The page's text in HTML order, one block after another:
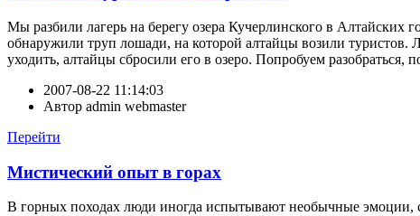
Мы разбили лагерь на берегу озера Кучерлинского в Алтайских
обнаружили труп лошади, на которой алтайцы возили туристов.
уходить, алтайцы сбросили его в озеро. Попробуем
2007-08-22 11:14:03
Автор admin webmaster
Перейти
Мистический опыт в горах
В горных походах люди иногда испытывают необычные эмоции,